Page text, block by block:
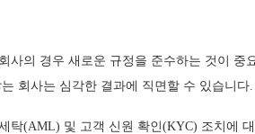
사의 경우 새로운 규정을 준수하는 것이 중
회사는 심각한 결과에 직면할 수 있습니다.
탁(AML) 및 고객 신원 확인(KYC) 조치에